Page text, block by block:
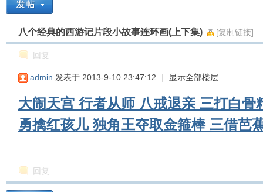
» › › ›
八个经典的西游记片段小故事连环画(上下集) [复制链接]
回复
admin 发表于 2013-9-10 23:47:12 | 显示全部楼层
大闹天宫 行者从师 八戒退亲 三打白骨
勇擒红孩儿 独角王夺取金箍棒 三借芭
回复